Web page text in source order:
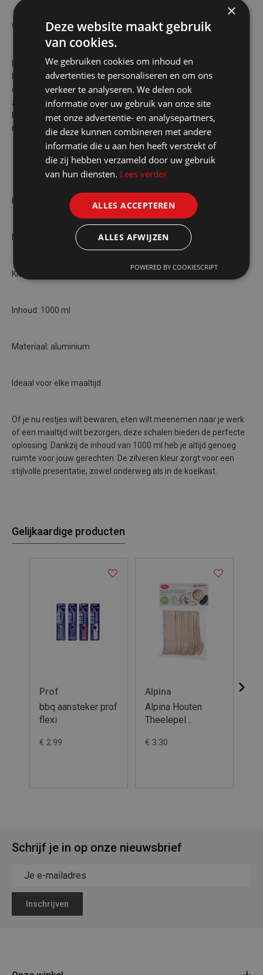
Waarom kiezen voor PapStar aluminium schalen?
De aluminium schalen van PapStar bieden je veel voordelen. Je
hoeft je geen zorgen te maken over het lekken van vloeistoffen
of het verliezen van warmte. Het stevige aluminium materiaal
zorgt ervoor dat jouw gerechten veilig en warm blijven. Het
kartonnen deksel maakt het geheel compleet, zodat je
maaltijden goed afgesloten zijn en makkelijk mee te nemen.
Kenmerken van de PapStar aluminium schalen:
Merk: PapStar
Kleur: zilver
Inhoud: 1000 ml
Materiaal: aluminium
Ideaal voor elke maaltijd
Of je nu restjes wilt bewaren, eten wilt meenemen naar je werk
of een maaltijd wilt bezorgen, deze schalen bieden de perfecte
oplossing. Dankzij de inhoud van 1000 ml heb je altijd genoeg
ruimte voor jouw gerechten. De zilveren kleur zorgt voor een
stijlvolle presentatie, zowel onderweg als in de koelkast.
Gelijkaardige producten
Prof
bbq aansteker prof
flexi
€ 2.99
Alpina
Alpina Houten
Theelepel
€ 3.30
Schrijf je in op onze nieuwsbrief
Inschrijven
×
Deze website maakt gebruik
van cookies.
We gebruiken cookies om inhoud en
advertenties te personaliseren en om ons
verkeer te analyseren. We delen ook
informatie over uw gebruik van onze site
met onze advertentie- en analysepartners,
die deze kunnen combineren met andere
informatie die u aan hen heeft verstrekt of
die zij hebben verzameld door uw gebruik
van hun diensten. Lees verder
ALLES ACCEPTEREN
ALLES AFWIJZEN
POWERED BY COOKIESCRIPT